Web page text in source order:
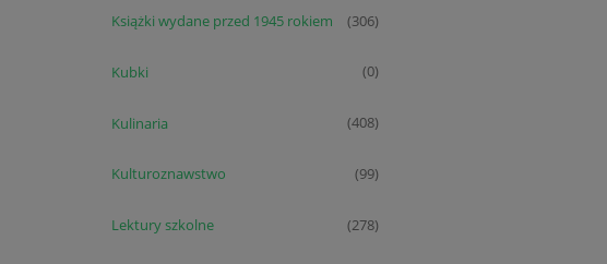
Książki wydane przed 1945 rokiem (306)
Kubki (0)
Kulinaria (408)
Kulturoznawstwo (99)
Lektury szkolne (278)